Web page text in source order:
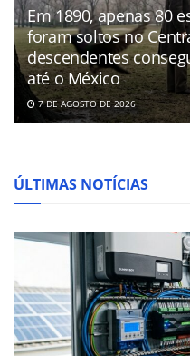
Em 1890, apenas 80
foram soltos no
descendentes
até o México
7 DE AGOSTO DE 2026
ÚLTIMAS NOTÍCIAS